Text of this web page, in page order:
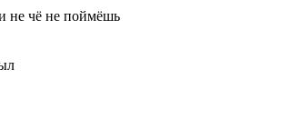
не чё не поймёшь